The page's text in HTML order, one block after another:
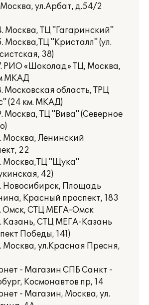
ул.Арбат, д.54/2
Москва, ТЦ "Гагаринский"
"Кристалл" (ул.
38)
РИО «Шоколад» ТЦ, Москва,
МКАД
область, ТРЦ
(24 км. МКАД)
Москва, ТЦ "Вива" (Северное
Москва, Ленинский
22
Москва,ТЦ "Щука"
42)
Новосибирск, Площадь
Красный проспект, 183
Омск, СТЦ МЕГА-Омск
Казань, СТЦ МЕГА-Казань
Победы, 141)
ул.Красная Пресня,
- Магазин СПБ Санкт -
Космонавтов пр, 14
- Магазин, Москва, ул.